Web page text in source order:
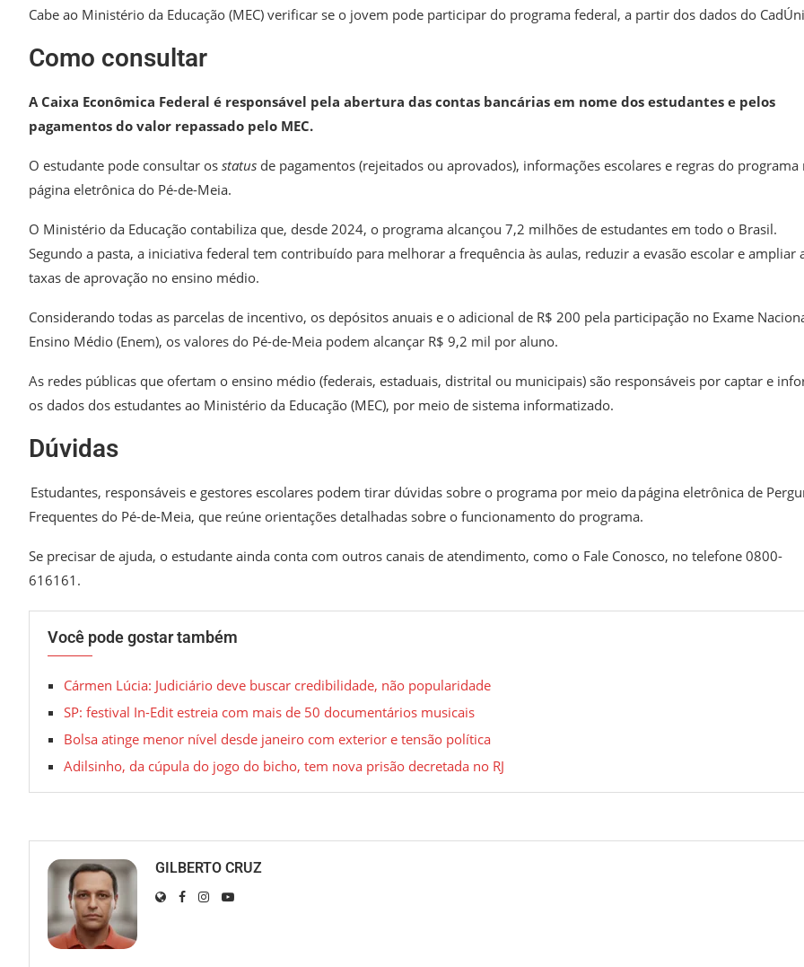
Cabe ao Ministério da Educação (MEC) verificar se o jovem pode participar do programa federal, a partir dos dados do
Como consultar
A Caixa Econômica Federal é responsável pela abertura das contas bancárias em nome dos estudantes e pelos
pagamentos do valor repassado pelo MEC.
O estudante pode consultar os status de pagamentos (rejeitados ou aprovados), informações escolares e regras do programa
página eletrônica do Pé-de-Meia.
O Ministério da Educação contabiliza que, desde 2024, o programa alcançou 7,2 milhões de estudantes em todo o Brasil.
Segundo a pasta, a iniciativa federal tem contribuído para melhorar a frequência às aulas, reduzir a evasão escolar e ampliar
taxas de aprovação no ensino médio.
Considerando todas as parcelas de incentivo, os depósitos anuais e o adicional de R$ 200 pela participação no Exame
Ensino Médio (Enem), os valores do Pé-de-Meia podem alcançar R$ 9,2 mil por aluno.
As redes públicas que ofertam o ensino médio (federais, estaduais, distrital ou municipais) são responsáveis por captar e
os dados dos estudantes ao Ministério da Educação (MEC), por meio de sistema informatizado.
Dúvidas
Estudantes, responsáveis e gestores escolares podem tirar dúvidas sobre o programa por meio da página eletrônica de
Frequentes do Pé-de-Meia, que reúne orientações detalhadas sobre o funcionamento do programa.
Se precisar de ajuda, o estudante ainda conta com outros canais de atendimento, como o Fale Conosco, no telefone 0800-
616161.
Você pode gostar também
Cármen Lúcia: Judiciário deve buscar credibilidade, não popularidade
SP: festival In-Edit estreia com mais de 50 documentários musicais
Bolsa atinge menor nível desde janeiro com exterior e tensão política
Adilsinho, da cúpula do jogo do bicho, tem nova prisão decretada no RJ
GILBERTO CRUZ